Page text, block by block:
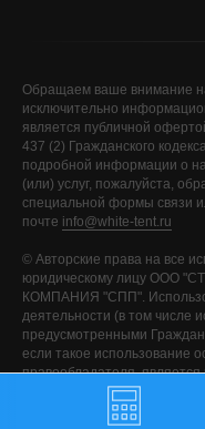
Обращаем ваше внимание
исключительно
является публичной
437 (2) Гражданского
подробной информации о
(или) услуг, пожалуйста,
специальной формы связи
почте info@white-tent.ru
©️ Авторские права на все
юридическому лицу ООО
КОМПАНИЯ "СПП".
деятельности (в том числе
предусмотренными
если такое использование
правообладателя, является
установленную
другими законами, за